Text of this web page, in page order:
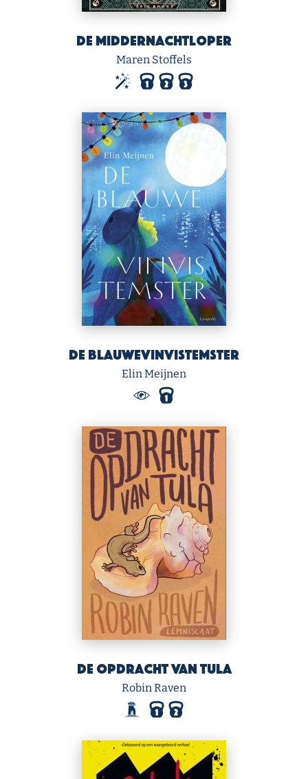
De middernachtloper
Maren Stoffels
De blauwevinvistemster
Elin Meijnen
De opdracht van Tula
Robin Raven